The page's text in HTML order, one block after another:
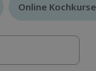
Online Kochkurse
Online Kochkurse